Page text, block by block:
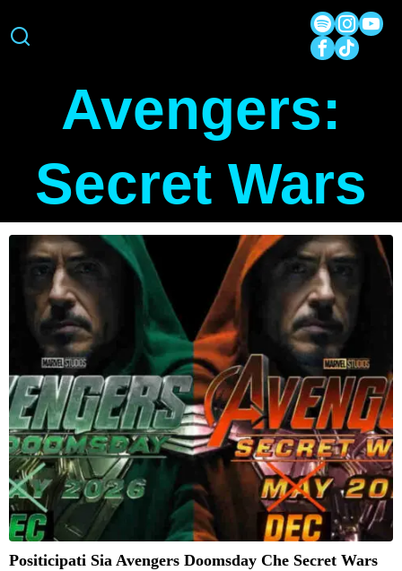
Avengers:
Secret Wars
Positicipati Sia Avengers Doomsday Che Secret Wars